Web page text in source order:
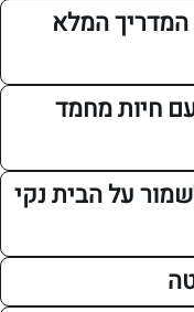
המלא
מחמד
הבית נקי